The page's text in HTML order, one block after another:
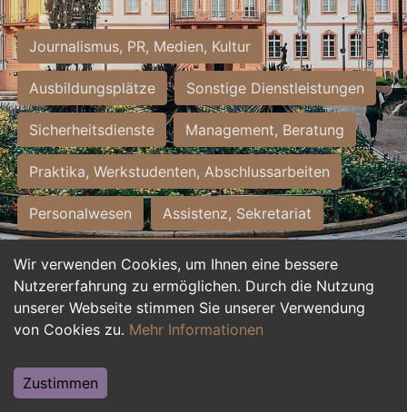
Wir verwenden Cookies, um Ihnen eine bessere
Nutzererfahrung zu ermöglichen. Durch die Nutzung
unserer Webseite stimmen Sie unserer Verwendung
von Cookies zu. Mehr Informationen
Zustimmen
Journalismus, PR, Medien, Kultur
Ausbildungsplätze Sonstige Dienstleistungen
Sicherheitsdienste Management, Beratung
Praktika, Werkstudenten, Abschlussarbeiten
Personalwesen Assistenz, Sekretariat
Hilfskräfte, Aushilfs- und Nebenjobs
Einkauf, Logistik, Materialwirtschaft
Weiterbildung, Studium, duale Ausbildung
Tourismus